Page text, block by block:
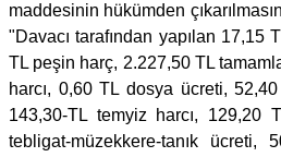
maddesinin hükümden
"Davacı tarafından yapılan 17,15
TL peşin harç, 2.227,50 TL
harcı, 0,60 TL dosya ücreti,
143,30-TL temyiz harcı, 129,20
tebligat-müzekkere-tanık ücreti,